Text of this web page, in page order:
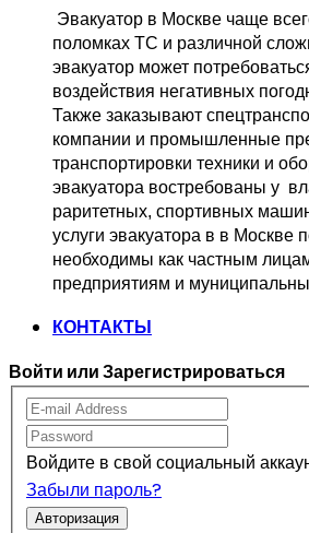
поломках ТС и различной
эвакуатор может
воздействия негативных
Также заказывают
компании и промышленные
транспортировки техники и
эвакуатора востребованы у
раритетных, спортивных
услуги эвакуатора в в Москве
необходимы как частным
предприятиям и
КОНТАКТЫ
Войти или Зарегистрироваться
Войдите в свой социальный
Забыли пароль?
Авторизация